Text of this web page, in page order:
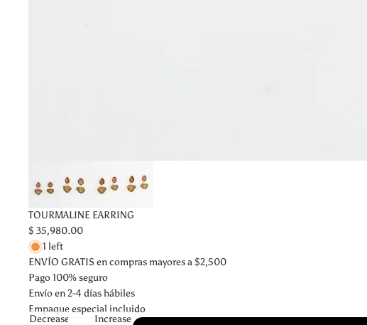
TOURMALINE EARRING
$ 35,980.00
1 left
ENVÍO GRATIS en compras mayores a $2,500
Pago 100% seguro
Envío en 2-4 días hábiles
Empaque especial incluido
Decrease
Increase